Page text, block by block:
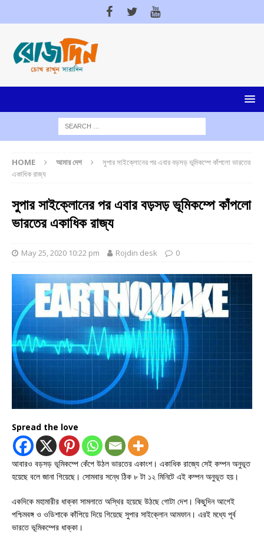
HOME আমার দেশ
সুপার সাইক্লোনের পর এবার বড়সড় ভূমিকম্পে কাঁপলো ভারতের
একাধিক রাজ্য
সুপার সাইক্লোনের পর এবার বড়সড় ভূমিকম্পে কাঁপলো
ভারতের একাধিক রাজ্য
May 25, 2020 10:22 pm Rojdin desk 0
Spread the love
আবারও বড়সড় ভূমিকম্পে কেঁপে উঠল ভারতের একাংশ। একাধিক রাজ্যে সেই কম্পন অনুভূত
হয়েছে বলে জানা গিয়েছে। সোমবার সন্ধে ঠিক ৮ টা ১২ মিনিটে এই কম্পন অনুভূত হয়।
একদিকে মহামারীর ধাক্কা সামলাতে অস্থির হয়েছে উঠছে গোটা দেশ। কিছুদিন আগেই
পশ্চিমবঙ্গ ও ওডিশাকে কাঁপিয়ে দিয়ে গিয়েছে সুপার সাইক্লোন আমফান। এরই মধ্যে পূর্ব
ভারতে ভূমিকম্পের ধাক্কা।